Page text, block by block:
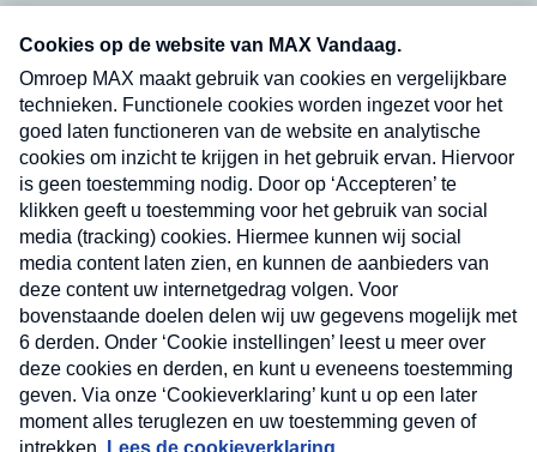
Neem hier een gratis abonnement op onze
nieuwsbrief. Elke vrijdag- en dinsdagochtend in
uw mailbox.
Verzend
Nieuwsbrief
Neem hier een gratis abonnement op onze
nieuwsbrief. Elke vrijdag- en dinsdagochtend in uw